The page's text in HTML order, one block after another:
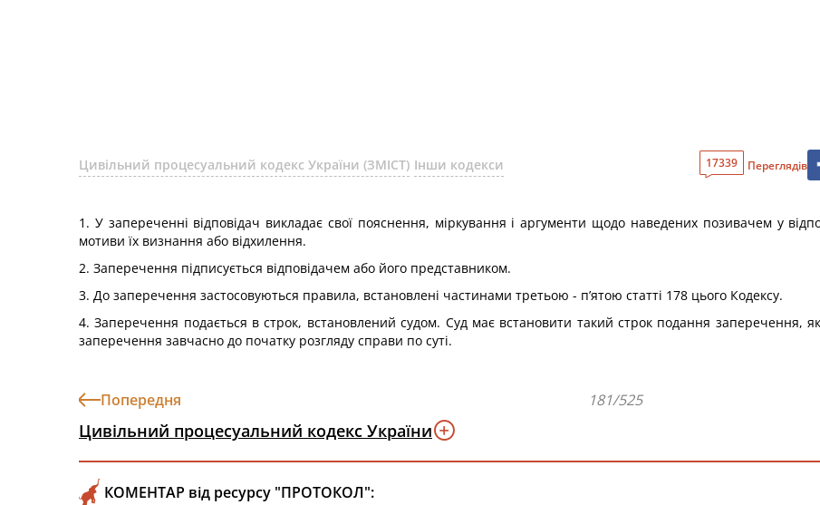
Цивільний процесуальний кодекс України (ЗМІСТ) Інши кодекси 17339 Переглядів
1. У запереченні відповідач викладає свої пояснення, міркування і аргументи щодо наведених позивачем у
мотиви їх визнання або відхилення.
2. Заперечення підписується відповідачем або його представником.
3. До заперечення застосовуються правила, встановлені частинами третьою - п’ятою статті 178 цього Кодексу.
4. Заперечення подається в строк, встановлений судом. Суд має встановити такий строк подання заперечення,
заперечення завчасно до початку розгляду справи по суті.
Попередня 181/525
Цивільний процесуальний кодекс України
КОМЕНТАР від ресурсу "ПРОТОКОЛ":